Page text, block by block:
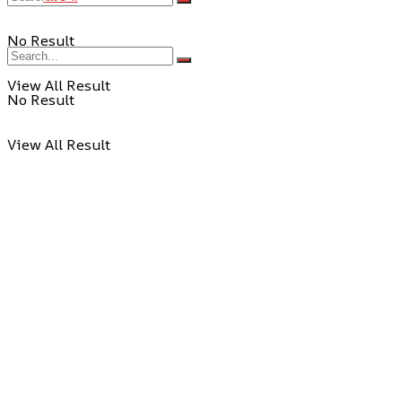
No Result
View All Result
No Result
View All Result